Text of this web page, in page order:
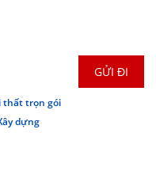
thất trọn gói
dựng